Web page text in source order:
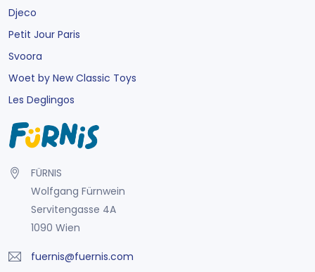
Djeco
Petit Jour Paris
Svoora
Woet by New Classic Toys
Les Deglingos
FÜRNIS
Wolfgang Fürnwein
Servitengasse 4A
1090 Wien
fuernis@fuernis.com